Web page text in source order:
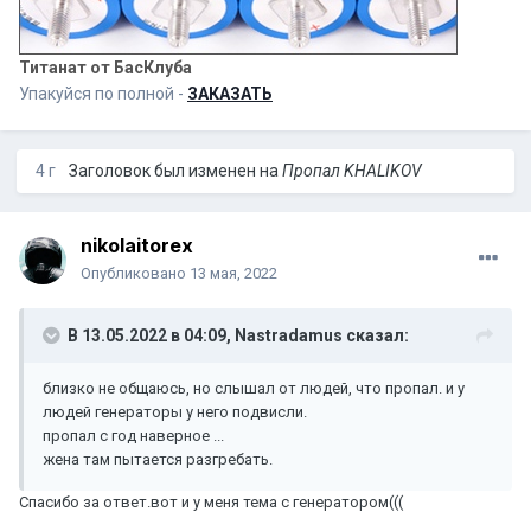
Титанат от БасКлуба
Упакуйся по полной - ЗАКАЗАТЬ
4 г Заголовок был изменен наПропал KHALIKOV
nikolaitorex
Опубликовано 13 мая, 2022
В 13.05.2022 в 04:09, Nastradamus сказал:
близко не общаюсь, но слышал от людей, что пропал. и у
людей генераторы у него подвисли.
пропал с год наверное ...
жена там пытается разгребать.
Спасибо за ответ.вот и у меня тема с генератором(((